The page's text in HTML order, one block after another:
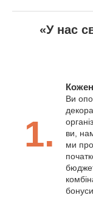
«У нас
1.
Ви
ви,
ми
бонуси.